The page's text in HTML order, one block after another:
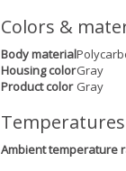
Colors &
Body material
Housing colorGray
Product color Gray
Ambient temperature